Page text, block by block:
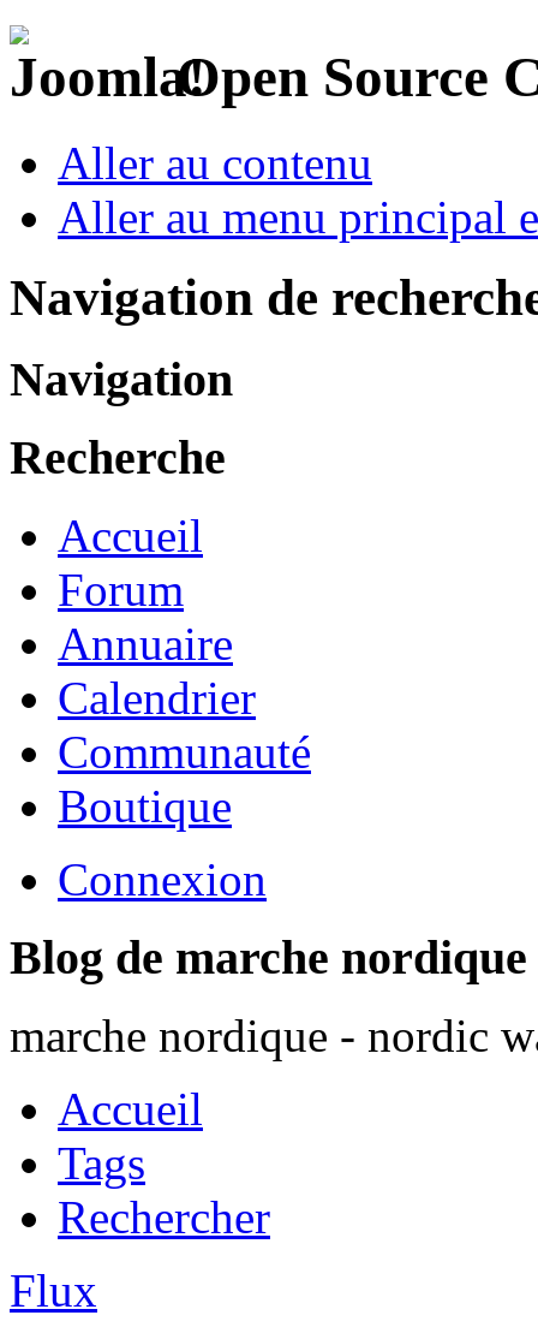
Open Source
Aller au contenu
Aller au menu principal
Navigation de
Navigation
Recherche
Accueil
Forum
Annuaire
Calendrier
Communauté
Boutique
Connexion
Blog de marche nordique
marche nordique - nordic
Accueil
Tags
Rechercher
Flux